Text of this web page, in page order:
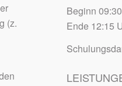
(z.
Beginn
Ende 12:15